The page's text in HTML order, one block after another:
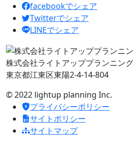
facebookでシェア
Twitterでシェア
LINEでシェア
株式会社ライトアッププランニング
東京都江東区東陽2-4-14-804
© 2022 lightup planning Inc.
プライバシーポリシー
サイトポリシー
サイトマップ